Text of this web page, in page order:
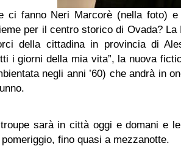
ci fanno Neri Marcorè (nella foto) e
per il centro storico di Ovada? La
della cittadina in provincia di
i giorni della mia vita”, la nuova
negli anni ’60) che andrà in
sarà in città oggi e domani e
pomeriggio, fino quasi a mezzanotte.